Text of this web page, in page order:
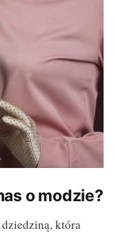
o modzie?
która